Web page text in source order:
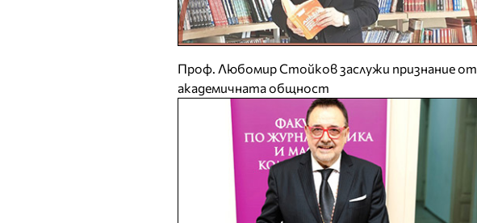
Проф. Любомир Стойков заслужи признание от
академичната общност